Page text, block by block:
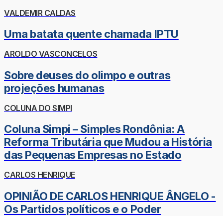
VALDEMIR CALDAS
Uma batata quente chamada IPTU
AROLDO VASCONCELOS
Sobre deuses do olimpo e outras
projeções humanas
COLUNA DO SIMPI
Coluna Simpi – Simples Rondônia: A
Reforma Tributária que Mudou a História
das Pequenas Empresas no Estado
CARLOS HENRIQUE
OPINIÃO DE CARLOS HENRIQUE ÂNGELO -
Os Partidos políticos e o Poder